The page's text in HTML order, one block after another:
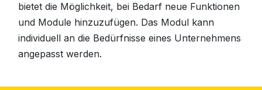
bietet die Möglichkeit, bei Bedarf neue Funktionen
und Module hinzuzufügen. Das Modul kann
individuell an die Bedürfnisse eines Unternehmens
angepasst werden.